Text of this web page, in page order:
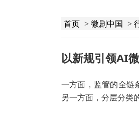
首页 >微剧中国 >
以新规引领AI
一方面，监管的全链
另一方面，分层分类